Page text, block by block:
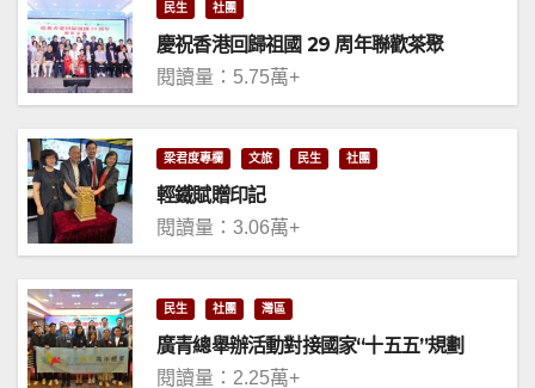
民生 社團
慶祝香港回歸祖國 29 周年聯歡茶聚
閱讀量：5.75萬+
梁君度專欄 文旅 民生 社團
輕鐵賦贈印記
閱讀量：3.06萬+
民生 社團 灣區
廣青總舉辦活動對接國家“十五五”規劃
閱讀量：2.25萬+